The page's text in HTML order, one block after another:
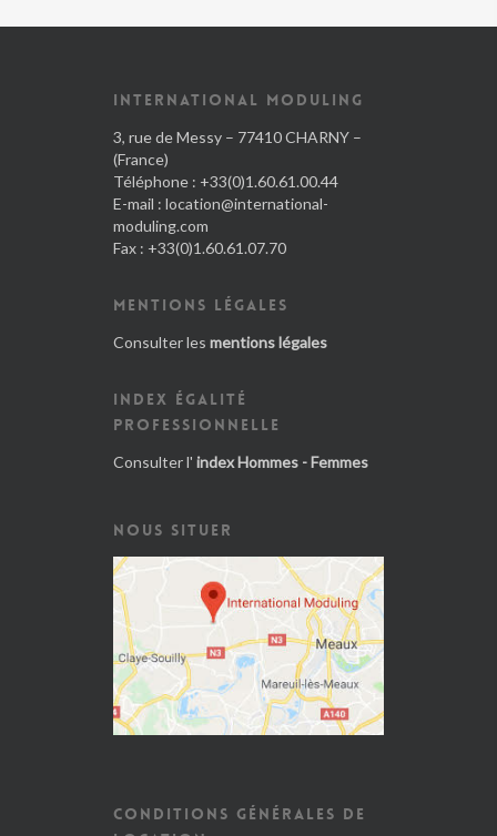
INTERNATIONAL MODULING
3, rue de Messy – 77410 CHARNY –
(France)
Téléphone : +33(0)1.60.61.00.44
E-mail : location@international-
moduling.com
Fax : +33(0)1.60.61.07.70
MENTIONS LÉGALES
Consulter les mentions légales
INDEX ÉGALITÉ
PROFESSIONNELLE
Consulter l' index Hommes - Femmes
NOUS SITUER
CONDITIONS GÉNÉRALES DE